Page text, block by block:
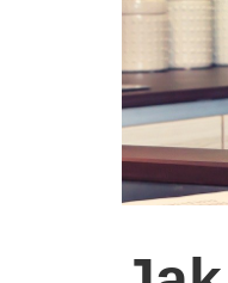
w rodzinie
wychowanie dzieci
edukacja
zabawy dla dzieci
Odżywianie
sposób na życie